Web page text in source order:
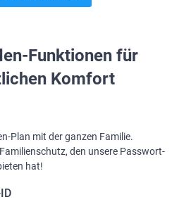
Funktionen für
Komfort
Plan mit der ganzen Familie.
den unsere Passwort-
hat!